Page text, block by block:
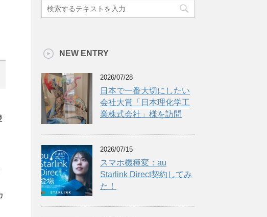
NEW ENTRY
2026/07/28
日本で一番大切にしたい
会社大賞「日本理化学工
業株式会社」様を訪問
2026/07/15
スマホ機種変：au
Starlink Direct契約してみ
た！